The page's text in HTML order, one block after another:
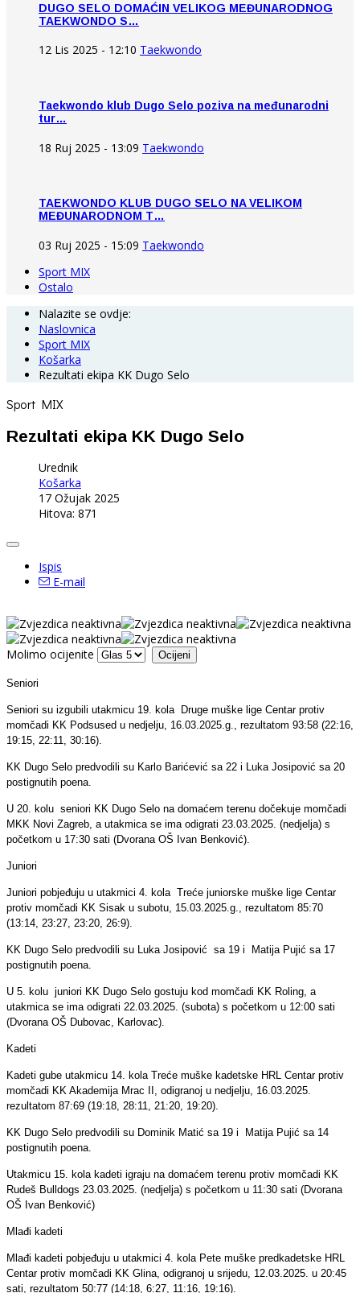
DUGO SELO DOMAĆIN VELIKOG MEĐUNARODNOG
TAEKWONDO S…
12 Lis 2025 - 12:10 Taekwondo
Taekwondo klub Dugo Selo poziva na međunarodni
tur…
18 Ruj 2025 - 13:09 Taekwondo
TAEKWONDO KLUB DUGO SELO NA VELIKOM
MEĐUNARODNOM T…
03 Ruj 2025 - 15:09 Taekwondo
Sport MIX
Ostalo
Nalazite se ovdje:
Naslovnica
Sport MIX
Košarka
Rezultati ekipa KK Dugo Selo
Sport MIX
Rezultati ekipa KK Dugo Selo
Urednik
Košarka
17 Ožujak 2025
Hitova: 871
Ispis
E-mail
Molimo ocijenite
Seniori
Seniori su izgubili utakmicu 19. kola Druge muške lige Centar protiv
momčadi KK Podsused u nedjelju, 16.03.2025.g., rezultatom 93:58 (22:16,
19:15, 22:11, 30:16).
KK Dugo Selo predvodili su Karlo Barićević sa 22 i Luka Josipović sa 20
postignutih poena.
U 20. kolu seniori KK Dugo Selo na domaćem terenu dočekuje momčadi
MKK Novi Zagreb, a utakmica se ima odigrati 23.03.2025. (nedjelja) s
početkom u 17:30 sati (Dvorana OŠ Ivan Benković).
Juniori
Juniori pobjeđuju u utakmici 4. kola Treće juniorske muške lige Centar
protiv momčadi KK Sisak u subotu, 15.03.2025.g., rezultatom 85:70
(13:14, 23:27, 23:20, 26:9).
KK Dugo Selo predvodili su Luka Josipović sa 19 i Matija Pujić sa 17
postignutih poena.
U 5. kolu juniori KK Dugo Selo gostuju kod momčadi KK Roling, a
utakmica se ima odigrati 22.03.2025. (subota) s početkom u 12:00 sati
(Dvorana OŠ Dubovac, Karlovac).
Kadeti
Kadeti gube utakmicu 14. kola Treće muške kadetske HRL Centar protiv
momčadi KK Akademija Mrac II, odigranoj u nedjelju, 16.03.2025.
rezultatom 87:69 (19:18, 28:11, 21:20, 19:20).
KK Dugo Selo predvodili su Dominik Matić sa 19 i Matija Pujić sa 14
postignutih poena.
Utakmicu 15. kola kadeti igraju na domaćem terenu protiv momčadi KK
Rudeš Bulldogs 23.03.2025. (nedjelja) s početkom u 11:30 sati (Dvorana
OŠ Ivan Benković)
Mlađi kadeti
Mlađi kadeti pobjeđuju u utakmici 4. kola Pete muške predkadetske HRL
Centar protiv momčadi KK Glina, odigranoj u srijedu, 12.03.2025. u 20:45
sati, rezultatom 50:77 (14:18, 6:27, 11:16, 19:16).